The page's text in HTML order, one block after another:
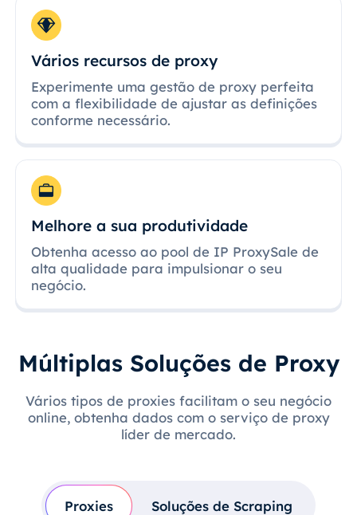
Vários recursos de proxy
Experimente uma gestão de proxy perfeita
com a flexibilidade de ajustar as definições
conforme necessário.
Melhore a sua produtividade
Obtenha acesso ao pool de IP ProxySale de
alta qualidade para impulsionar o seu
negócio.
Múltiplas Soluções de Proxy
Vários tipos de proxies facilitam o seu negócio
online, obtenha dados com o serviço de proxy
líder de mercado.
Proxies Soluções de Scraping